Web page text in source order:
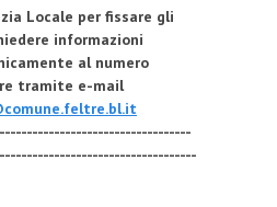
Locale per fissare gli
informazioni
al numero
tramite e-mail